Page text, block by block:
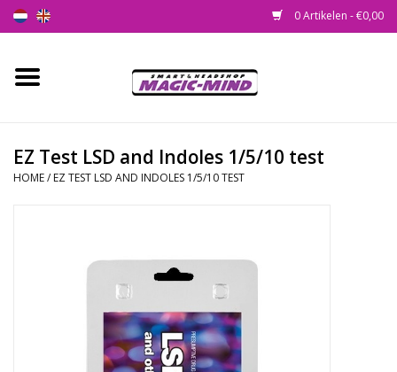
0 Artikelen - €0,00
Home
Smartshop
EZ Test LSD and Indoles 1/5/10 test
HOME/ EZ TEST LSD AND INDOLES 1/5/10 TEST